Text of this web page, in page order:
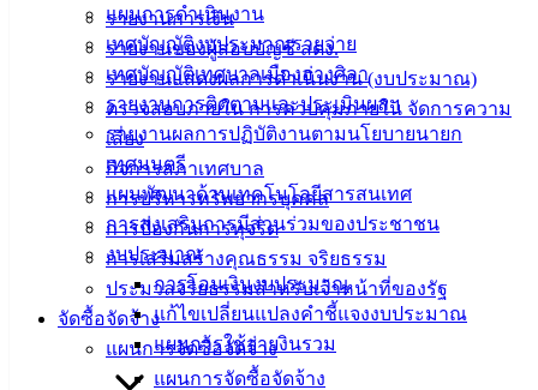
รายงานการเงิน
รายงานของผู้สอบบัญชี สตง.
รายงานแสดงผลการดำเนินงาน (งบประมาณ)
ตรวจสอบภายใน การควบคุมภายใน จัดการความ
เสี่ยง
กิจการสภาเทศบาล
การบริหารทรัพยากรบุคคล
การป้องกันการทุจริต
การเสริมสร้างคุณธรรม จริยธรรม
ประมวลจริยธรรมสำหรับเจ้าหน้าที่ของรัฐ
จัดซื้อจัดจ้าง
แผนการจัดซื้อจัดจ้าง
แผนการจัดซื้อจัดจ้าง
แผนการดำเนินงาน
เทศบัญญัติงบประมาณรายจ่าย
เทศบัญญัติเทศบาลเมืองอ่างศิลา
รายงานการติดตามและประเมินผลฯ
รายงานผลการปฏิบัติงานตามนโยบายนายก
เทศมนตรี
แผนพัฒนาด้านเทคโนโลยีสารสนเทศ
การส่งเสริมการมีส่วนร่วมของประชาชน
งบประมาณ
การโอนเงินงบประมาณ
แก้ไขเปลี่ยนแปลงคำชี้แจงงบประมาณ
แผนการใช้จ่ายงินรวม
เทศบาล
เมืองอ่าง